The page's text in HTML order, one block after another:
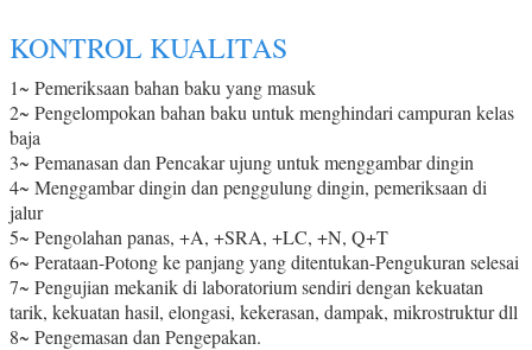
KONTROL KUALITAS
1~ Pemeriksaan bahan baku yang masuk
2~ Pengelompokan bahan baku untuk menghindari campuran kelas
baja
3~ Pemanasan dan Pencakar ujung untuk menggambar dingin
4~ Menggambar dingin dan penggulung dingin, pemeriksaan di
jalur
5~ Pengolahan panas, +A, +SRA, +LC, +N, Q+T
6~ Perataan-Potong ke panjang yang ditentukan-Pengukuran selesai
7~ Pengujian mekanik di laboratorium sendiri dengan kekuatan
tarik, kekuatan hasil, elongasi, kekerasan, dampak, mikrostruktur dll
8~ Pengemasan dan Pengepakan.